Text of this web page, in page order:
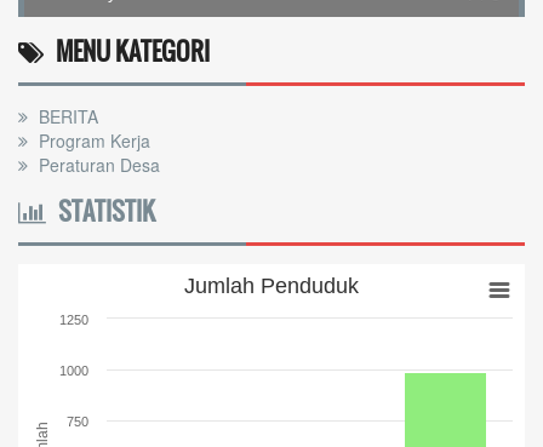
RICHA INDRIANI Belum Rekam Kehadiran
Kasi Pelayanan
MENU KATEGORI
BERITA
Program Kerja
Peraturan Desa
STATISTIK
Bar chart with 3 bars.
The chart has 1 Y axis displaying Jumlah. Range: 0 to 1250.
Jumlah Penduduk
750
1000
1250